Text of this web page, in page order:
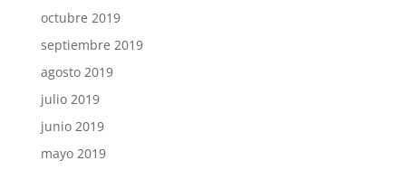
octubre 2019
septiembre 2019
agosto 2019
julio 2019
junio 2019
mayo 2019